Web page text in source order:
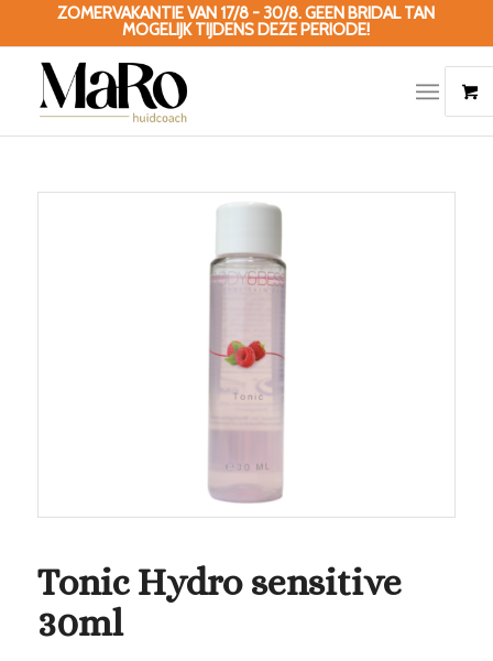
ZOMERVAKANTIE VAN 17/8 - 30/8. GEEN BRIDAL TAN
MOGELIJK TIJDENS DEZE PERIODE!
Tonic Hydro sensitive
30ml